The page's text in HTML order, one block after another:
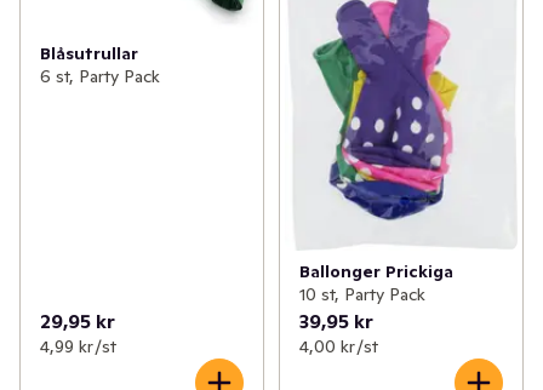
Blåsutrullar
6 st, Party Pack
29,95 kr
4,99 kr /st
Ballonger Prickiga
10 st, Party Pack
39,95 kr
4,00 kr /st